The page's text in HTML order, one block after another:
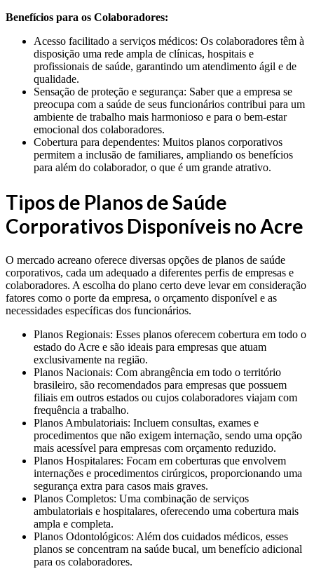
Benefícios para os Colaboradores:
Acesso facilitado a serviços médicos: Os colaboradores têm à
disposição uma rede ampla de clínicas, hospitais e
profissionais de saúde, garantindo um atendimento ágil e de
qualidade.
Sensação de proteção e segurança: Saber que a empresa se
preocupa com a saúde de seus funcionários contribui para um
ambiente de trabalho mais harmonioso e para o bem-estar
emocional dos colaboradores.
Cobertura para dependentes: Muitos planos corporativos
permitem a inclusão de familiares, ampliando os benefícios
para além do colaborador, o que é um grande atrativo.
Tipos de Planos de Saúde
Corporativos Disponíveis no Acre
O mercado acreano oferece diversas opções de planos de saúde
corporativos, cada um adequado a diferentes perfis de empresas e
colaboradores. A escolha do plano certo deve levar em consideração
fatores como o porte da empresa, o orçamento disponível e as
necessidades específicas dos funcionários.
Planos Regionais: Esses planos oferecem cobertura em todo o
estado do Acre e são ideais para empresas que atuam
exclusivamente na região.
Planos Nacionais: Com abrangência em todo o território
brasileiro, são recomendados para empresas que possuem
filiais em outros estados ou cujos colaboradores viajam com
frequência a trabalho.
Planos Ambulatoriais: Incluem consultas, exames e
procedimentos que não exigem internação, sendo uma opção
mais acessível para empresas com orçamento reduzido.
Planos Hospitalares: Focam em coberturas que envolvem
internações e procedimentos cirúrgicos, proporcionando uma
segurança extra para casos mais graves.
Planos Completos: Uma combinação de serviços
ambulatoriais e hospitalares, oferecendo uma cobertura mais
ampla e completa.
Planos Odontológicos: Além dos cuidados médicos, esses
planos se concentram na saúde bucal, um benefício adicional
para os colaboradores.